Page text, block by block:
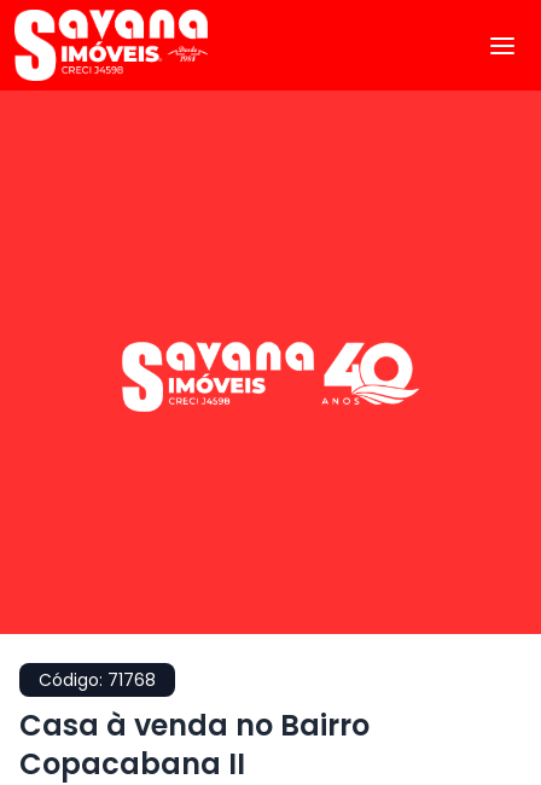
Código: 71768
Casa à venda no Bairro
Copacabana II